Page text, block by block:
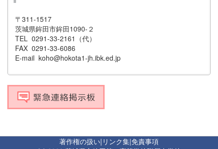
〒311-1517
茨城県鉾田市鉾田1090-２
TEL 0291-33-2161（代）
FAX 0291-33-6086
E-mail koho@hokota1-jh.ibk.ed.jp
著作権の扱い| リンク集|免責事項